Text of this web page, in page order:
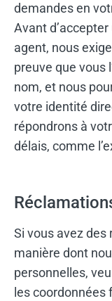
demandes en
Avant
agent, nous
preuve que vous
nom, et nous
votre identité
répondrons à
délais, comme
Si vous avez
manière dont
personnelles,
les coordonnées